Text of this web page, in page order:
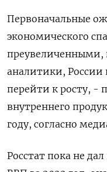
Первоначальные
экономического
преувеличенными,
аналитики, России
перейти к росту, -
внутреннего
году, согласно
Росстат пока не